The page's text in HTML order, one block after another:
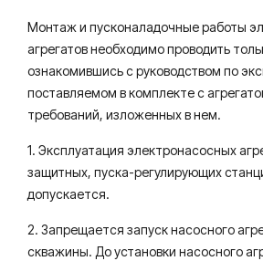
Монтаж и пусконаладочные работы
агрегатов необходимо проводить
ознакомившись с руководством по
поставляемом в комплекте с
требований, изложенных в нем.
1. Эксплуатация электронасосных
защитных, пуска-регулирующих
допускается.
2. Запрещается запуск насосного
скважины. До установки насосного